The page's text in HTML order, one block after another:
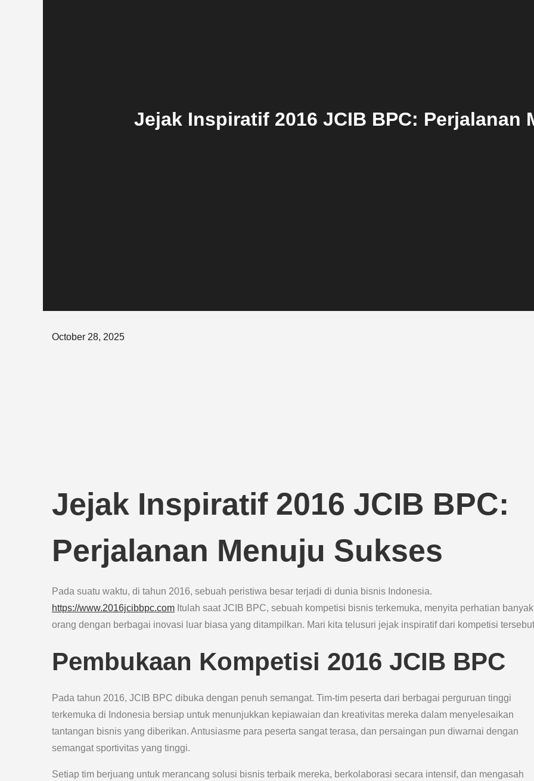
Jejak Inspiratif 2016 JCIB BPC: Perjalanan
Posted
October 28, 2025
Jejak Inspiratif 2016 JCIB BPC:
Perjalanan Menuju Sukses
Pada suatu waktu, di tahun 2016, sebuah peristiwa besar terjadi di dunia bisnis Indonesia.
https://www.2016jcibbpc.com Itulah saat JCIB BPC, sebuah kompetisi bisnis terkemuka, menyita perhatian banyak
orang dengan berbagai inovasi luar biasa yang ditampilkan. Mari kita telusuri jejak inspiratif dari kompetisi
Pembukaan Kompetisi 2016 JCIB BPC
Pada tahun 2016, JCIB BPC dibuka dengan penuh semangat. Tim-tim peserta dari berbagai perguruan tinggi
terkemuka di Indonesia bersiap untuk menunjukkan kepiawaian dan kreativitas mereka dalam menyelesaikan
tantangan bisnis yang diberikan. Antusiasme para peserta sangat terasa, dan persaingan pun diwarnai dengan
semangat sportivitas yang tinggi.
Setiap tim berjuang untuk merancang solusi bisnis terbaik mereka, berkolaborasi secara intensif, dan mengasah